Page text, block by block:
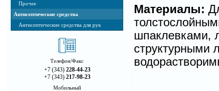
Прочее
Антисептические средства
Антисептические средства для рук
Телефон/Факс
+7 (343) 228-44-23
+7 (343) 217-98-23
Мобильный
Материалы:
шпаклевками,
структурными